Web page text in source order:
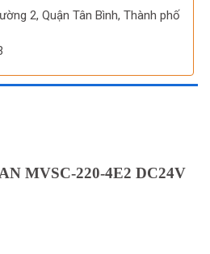
2, Quận Tân Bình, Thành phố
MVSC-220-4E2 DC24V